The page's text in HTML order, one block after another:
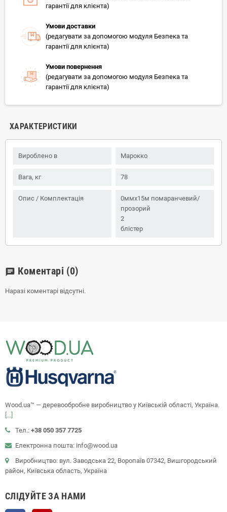
гарантії для клієнта)
Умови доставки
(редагувати за допомогою модуля Безпека та
гарантії для клієнта)
Умови повернення
(редагувати за допомогою модуля Безпека та
гарантії для клієнта)
ХАРАКТЕРИСТИКИ
Вироблено в Марокко
Вага, кг 78
Опис / Комплектація
0ммx15м помаранчевий/
прозорий
2
блістер
chat Коментарі (0)
Наразі коментарі відсутні.
Wood.ua™ — деревообробне виробництво у Київській області, Україна.
[...]
Тел.: +38 050 357 7725
Електронна пошта: info@wood.ua
Виробництво: вул. Заводська 22, Воропаїв 07342, Вишгородський
район, Київська область, Україна
СЛІДУЙТЕ ЗА НАМИ